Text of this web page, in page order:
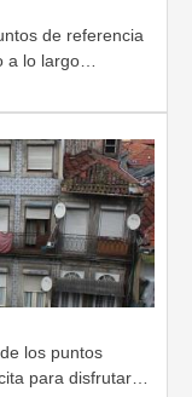
de referencia
a lo largo…
los puntos
para disfrutar…